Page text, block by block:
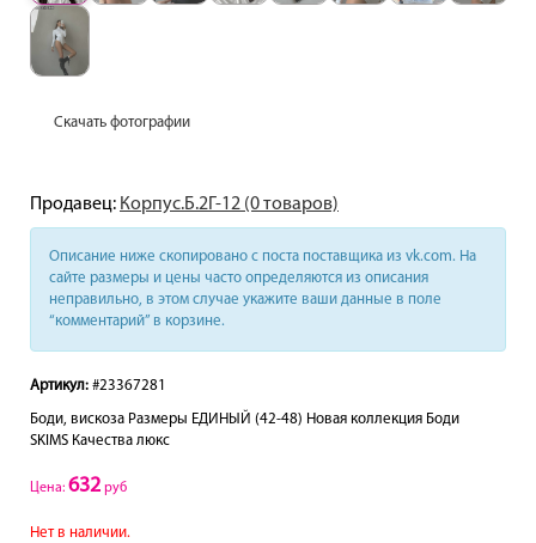
Скачать фотографии
Продавец: Корпус.Б.2Г-12 (0 товаров)
Описание ниже скопировано с поста поставщика из vk.com. На
сайте размеры и цены часто определяются из описания
неправильно, в этом случае укажите ваши данные в поле
“комментарий” в корзине.
Артикул: #23367281
Боди, вискоза Размеры ЕДИНЫЙ (42-48) Новая коллекция Боди
SKIMS Качества люкс
Цена: 632 руб
Нет в наличии.